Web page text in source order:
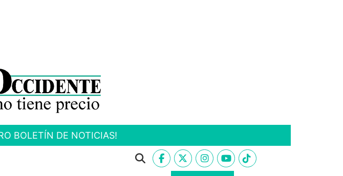
BOLETÍN DE NOTICIAS!